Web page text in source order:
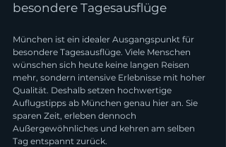
besondere Tagesausflüge
München ist ein idealer Ausgangspunkt für
besondere Tagesausflüge. Viele Menschen
wünschen sich heute keine langen Reisen
mehr, sondern intensive Erlebnisse mit hoher
Qualität. Deshalb setzen hochwertige
Auflugstipps ab München genau hier an. Sie
sparen Zeit, erleben dennoch
Außergewöhnliches und kehren am selben
Tag entspannt zurück.